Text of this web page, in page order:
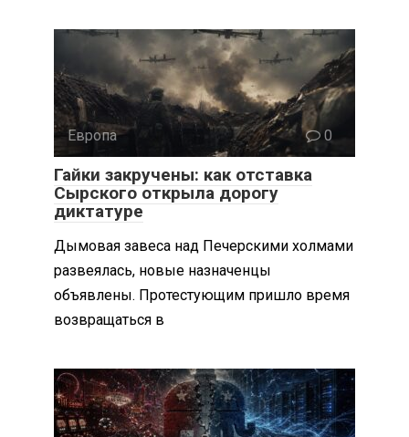
Европа 0
Гайки закручены: как отставка
Сырского открыла дорогу
диктатуре
Дымовая завеса над Печерскими холмами
развеялась, новые назначенцы
объявлены. Протестующим пришло время
возвращаться в